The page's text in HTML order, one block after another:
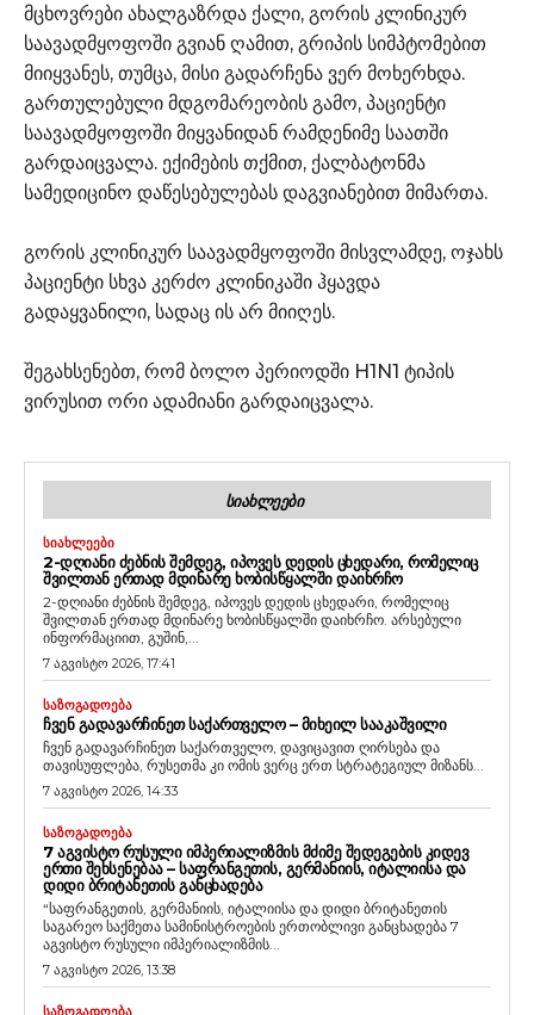
მცხოვრები ახალგაზრდა ქალი, გორის კლინიკურ
საავადმყოფოში გვიან ღამით, გრიპის სიმპტომებით
მიიყვანეს, თუმცა, მისი გადარჩენა ვერ მოხერხდა.
გართულებული მდგომარეობის გამო, პაციენტი
საავადმყოფოში მიყვანიდან რამდენიმე საათში
გარდაიცვალა. ექიმების თქმით, ქალბატონმა
სამედიცინო დაწესებულებას დაგვიანებით მიმართა.
გორის კლინიკურ საავადმყოფოში მისვლამდე, ოჯახს
პაციენტი სხვა კერძო კლინიკაში ჰყავდა
გადაყვანილი, სადაც ის არ მიიღეს.
შეგახსენებთ, რომ ბოლო პერიოდში H1N1 ტიპის
ვირუსით ორი ადამიანი გარდაიცვალა.
ᲡᲘᲐᲮᲚᲔᲔᲑᲘ
ᲡᲘᲐᲮᲚᲔᲔᲑᲘ
2-ᲓᲦᲘᲐᲜᲘ ᲫᲔᲑᲜᲘᲡ ᲨᲔᲛᲓᲔᲒ, ᲘᲞᲝᲕᲔᲡ ᲓᲔᲓᲘᲡ ᲪᲮᲔᲓᲐᲠᲘ, ᲠᲝᲛᲔᲚᲘᲪ
ᲨᲕᲘᲚᲗᲐᲜ ᲔᲠᲗᲐᲓ ᲛᲓᲘᲜᲐᲠᲔ ᲮᲝᲑᲘᲡᲬᲧᲐᲚᲨᲘ ᲓᲐᲘᲮᲠᲩᲝ
2-დღიანი ძებნის შემდეგ, იპოვეს დედის ცხედარი, რომელიც
შვილთან ერთად მდინარე ხობისწყალში დაიხრჩო. არსებული
ინფორმაციით, გუშინ,...
7 აგვისტო 2026, 17:41
ᲡᲐᲖᲝᲒᲐᲓᲝᲔᲑᲐ
ᲩᲕᲔᲜ ᲒᲐᲓᲐᲕᲐᲠᲩᲘᲜᲔᲗ ᲡᲐᲥᲐᲠᲗᲕᲔᲚᲝ – ᲛᲘᲮᲔᲘᲚ ᲡᲐᲐᲙᲐᲨᲕᲘᲚᲘ
ჩვენ გადავარჩინეთ საქართველო, დავიცავით ღირსება და
თავისუფლება, რუსეთმა კი ომის ვერც ერთ სტრატეგიულ მიზანს...
7 აგვისტო 2026, 14:33
ᲡᲐᲖᲝᲒᲐᲓᲝᲔᲑᲐ
7 ᲐᲒᲕᲘᲡᲢᲝ ᲠᲣᲡᲣᲚᲘ ᲘᲛᲞᲔᲠᲘᲐᲚᲘᲖᲛᲘᲡ ᲛᲫᲘᲛᲔ ᲨᲔᲓᲔᲒᲔᲑᲘᲡ ᲙᲘᲓᲔᲕ
ᲔᲠᲗᲘ ᲨᲔᲮᲡᲔᲜᲔᲑᲐᲐ – ᲡᲐᲤᲠᲐᲜᲒᲔᲗᲘᲡ, ᲒᲔᲠᲛᲐᲜᲘᲘᲡ, ᲘᲢᲐᲚᲘᲘᲡᲐ ᲓᲐ
ᲓᲘᲓᲘ ᲑᲠᲘᲢᲐᲜᲔᲗᲘᲡ ᲒᲐᲜᲪᲮᲐᲓᲔᲑᲐ
“საფრანგეთის, გერმანიის, იტალიისა და დიდი ბრიტანეთის
საგარეო საქმეთა სამინისტროების ერთობლივი განცხადება 7
აგვისტო რუსული იმპერიალიზმის...
7 აგვისტო 2026, 13:38
ᲡᲐᲖᲝᲒᲐᲓᲝᲔᲑᲐ